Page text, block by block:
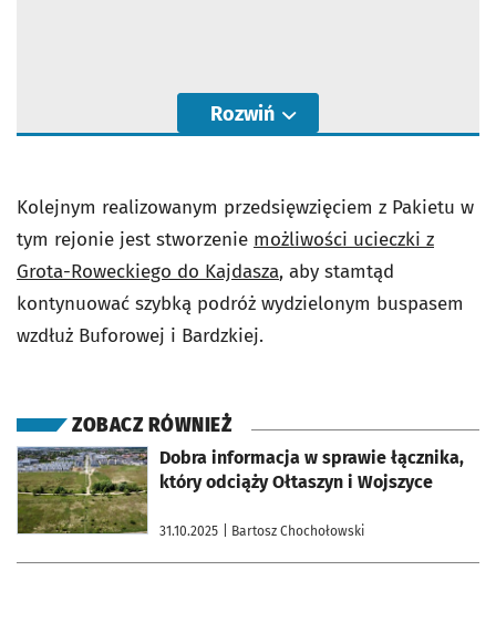
Rozwiń
Kolejnym realizowanym przedsięwzięciem z Pakietu w
tym rejonie jest stworzenie możliwości ucieczki z
Grota-Roweckiego do Kajdasza, aby stamtąd
kontynuować szybką podróż wydzielonym buspasem
wzdłuż Buforowej i Bardzkiej.
ZOBACZ RÓWNIEŻ
Dobra informacja w sprawie łącznika,
który odciąży Ołtaszyn i Wojszyce
31.10.2025 | Bartosz Chochołowski
otworzy się w nowej karcie